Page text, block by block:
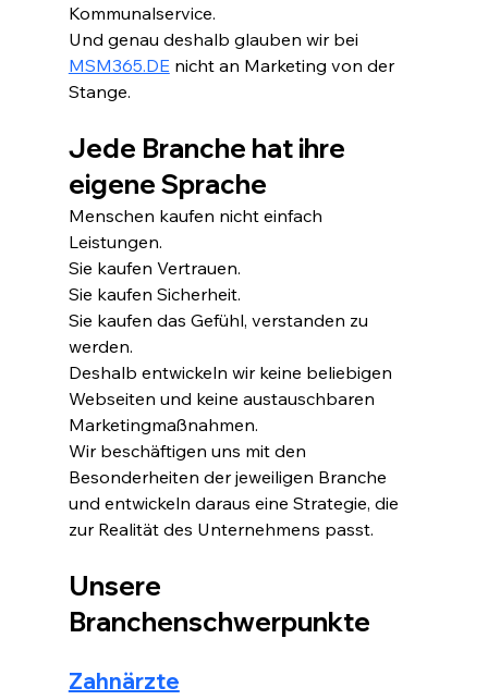
Kommunalservice.
Und genau deshalb glauben wir bei
MSM365.DE nicht an Marketing von der
Stange.
Jede Branche hat ihre
eigene Sprache
Menschen kaufen nicht einfach
Leistungen.
Sie kaufen Vertrauen.
Sie kaufen Sicherheit.
Sie kaufen das Gefühl, verstanden zu
werden.
Deshalb entwickeln wir keine beliebigen
Webseiten und keine austauschbaren
Marketingmaßnahmen.
Wir beschäftigen uns mit den
Besonderheiten der jeweiligen Branche
und entwickeln daraus eine Strategie, die
zur Realität des Unternehmens passt.
Unsere
Branchenschwerpunkte
Zahnärzte